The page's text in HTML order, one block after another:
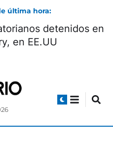
última hora:
detenidos en
en EE.UU